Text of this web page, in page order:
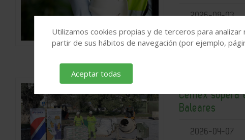
2026-08-03
Cemex
Baleares
2026-04-07
Utilizamos cookies propias y de terceros para
partir de sus hábitos de navegación (por ejemplo,
Aceptar todas